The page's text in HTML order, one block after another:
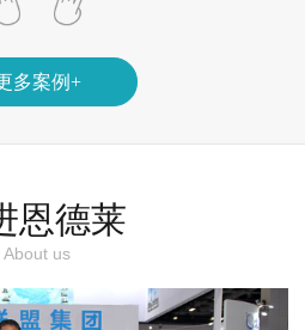
多案例+
恩德莱
About us